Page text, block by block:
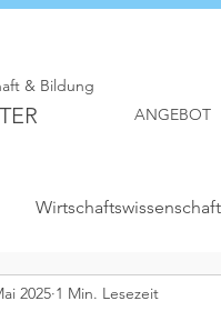
& Bildung
ANGEBOT
2025 1 Min. Lesezeit